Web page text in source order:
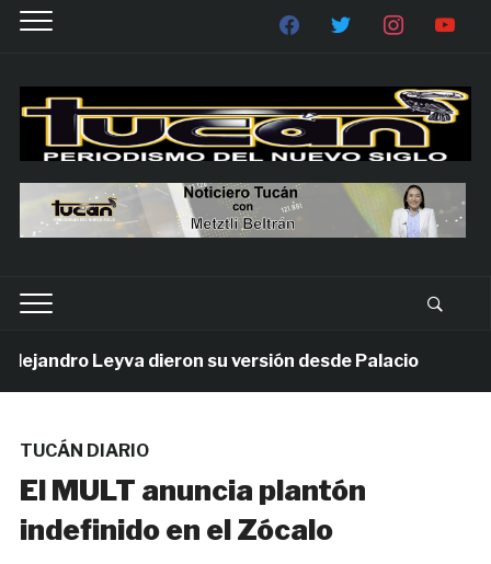
Leyva dieron su versión desde Palacio
TUCÁN DIARIO
El MULT anuncia plantón
indefinido en el Zócalo